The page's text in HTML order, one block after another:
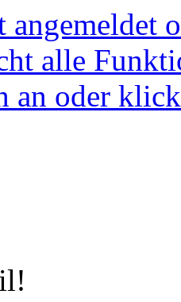
alle
an oder